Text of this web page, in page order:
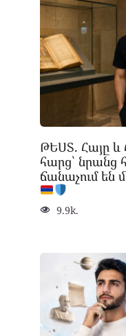
ԹԵՍՏ. Հայը և
հարց՝ նրանց
ճանաչում են
9.9k.